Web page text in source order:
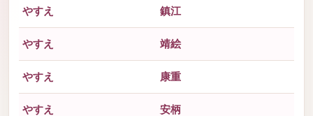
やすえ 鎮江
やすえ 靖絵
やすえ 康重
やすえ 安柄